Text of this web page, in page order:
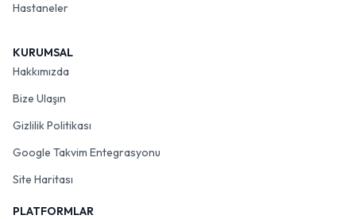
Hastaneler
KURUMSAL
Hakkımızda
Bize Ulaşın
Gizlilik Politikası
Google Takvim Entegrasyonu
Site Haritası
PLATFORMLAR